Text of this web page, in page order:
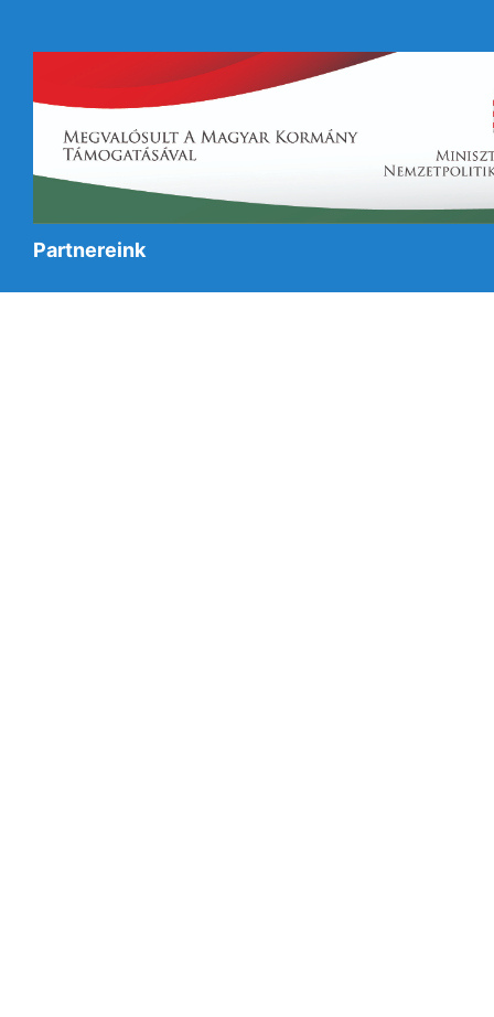
Partnereink